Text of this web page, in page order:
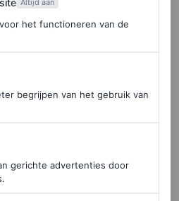
VOGUE NEDERLAND, MAART
Altijd aan
het functioneren van de
begrijpen van het gebruik van
gerichte advertenties door